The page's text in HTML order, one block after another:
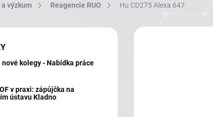
a výzkum Reagencie RUO Hu CD275 Alexa 647
kolegy - Nabídka práce
v praxi: zápůjčka na
ústavu Kladno